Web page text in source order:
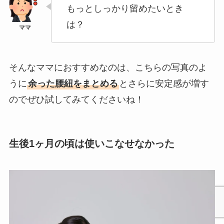
もっとしっかり留めたいとき
は？
そんなママにおすすめなのは、こちらの写真のよ
うに余った腰紐をまとめるとさらに安定感が増す
のでぜひ試してみてくださいね！
生後1ヶ月の頃は使いこなせなかった